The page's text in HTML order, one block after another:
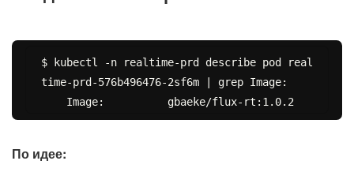
$ kubectl -n realtime-prd describe pod real
time-prd-576b496476-2sf6m | grep Image:
По идее: